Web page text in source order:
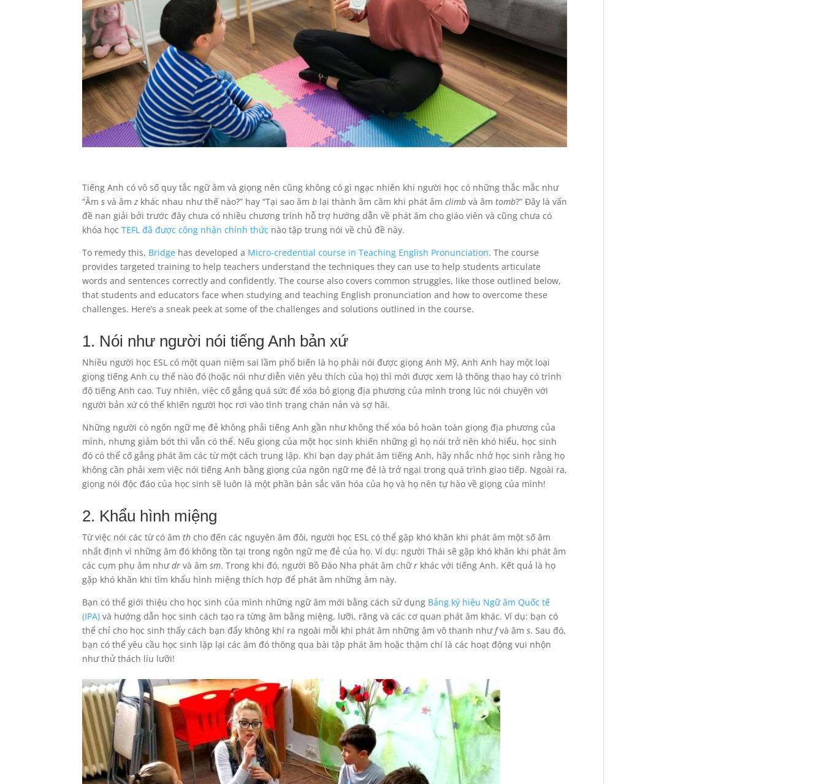
Tiếng Anh có vô số quy tắc ngữ âm và giọng nên cũng không có gì ngạc nhiên khi người học có những thắc mắc như
“Âmsvà âmz khác nhau như thế nào?” hay “Tại sao âmb lại thành âm câm khi phát âmclimb và âmtomb?” Đây là vấn
đề nan giải bởi trước đây chưa có nhiều chương trình hỗ trợ hướng dẫn về phát âm cho giáo viên và cũng chưa có
khóa họcTEFL đã được công nhận chính thức nào tập trung nói về chủ đề này.
To remedy this, Bridge has developed a Micro-credential course in Teaching English Pronunciation. The course
provides targeted training to help teachers understand the techniques they can use to help students articulate
words and sentences correctly and confidently. The course also covers common struggles, like those outlined below,
that students and educators face when studying and teaching English pronunciation and how to overcome these
challenges. Here’s a sneak peek at some of the challenges and solutions outlined in the course.
1. Nói như người nói tiếng Anh bản xứ
Nhiều người học ESL có một quan niệm sai lầm phổ biến là họ phải nói được giọng Anh Mỹ, Anh Anh hay một loại
giọng tiếng Anh cụ thể nào đó (hoặc nói như diễn viên yêu thích của họ) thì mới được xem là thông thạo hay có trình
độ tiếng Anh cao. Tuy nhiên, việc cố gắng quá sức để xóa bỏ giọng địa phương của mình trong lúc nói chuyện với
người bản xứ có thể khiến người học rơi vào tình trạng chán nản và sợ hãi.
Những người có ngôn ngữ mẹ đẻ không phải tiếng Anh gần như không thể xóa bỏ hoàn toàn giọng địa phương của
mình, nhưng giảm bớt thì vẫn có thể. Nếu giọng của một học sinh khiến những gì họ nói trở nên khó hiểu, học sinh
đó có thể cố gắng phát âm các từ một cách trung lập. Khi bạn dạy phát âm tiếng Anh, hãy nhắc nhở học sinh rằng họ
không cần phải xem việc nói tiếng Anh bằng giọng của ngôn ngữ mẹ đẻ là trở ngại trong quá trình giao tiếp. Ngoài ra,
giọng nói độc đáo của học sinh sẽ luôn là một phần bản sắc văn hóa của họ và họ nên tự hào về giọng của mình!
2. Khẩu hình miệng
Từ việc nói các từ có âmth cho đến các nguyên âm đôi, người học ESL có thể gặp khó khăn khi phát âm một số âm
nhất định vì những âm đó không tồn tại trong ngôn ngữ mẹ đẻ của họ. Ví dụ: người Thái sẽ gặp khó khăn khi phát âm
các cụm phụ âm nhưdr và âmsm. Trong khi đó, người Bồ Đào Nha phát âm chữr khác với tiếng Anh. Kết quả là họ
gặp khó khăn khi tìm khẩu hình miệng thích hợp để phát âm những âm này.
Bạn có thể giới thiệu cho học sinh của mình những ngữ âm mới bằng cách sử dụng Bảng ký hiệu Ngữ âm Quốc tế
(IPA) và hướng dẫn học sinh cách tạo ra từng âm bằng miệng, lưỡi, răng và các cơ quan phát âm khác. Ví dụ: bạn có
thể chỉ cho học sinh thấy cách bạn đẩy không khí ra ngoài mỗi khi phát âm những âm vô thanh nhưfvà âms. Sau đó,
bạn có thể yêu cầu học sinh lặp lại các âm đó thông qua bài tập phát âm hoặc thậm chí là các hoạt động vui nhộn
như thử thách líu lưỡi!